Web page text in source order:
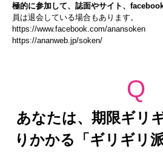
極的に参加して、誌面やサイト、
員は退会している場合もあります。
https://www.facebook.com/anansoken
https://ananweb.jp/soken/
Q
あなたは、期限ギリ
りかかる「ギリギリ派